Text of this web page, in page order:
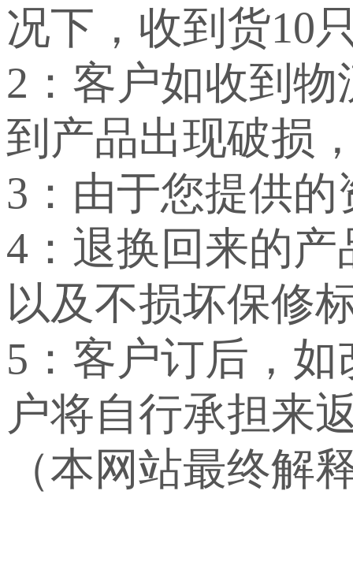
况下，收到货10
2：客户如收到
到产品出现破损
3：由于您提供
4：退换回来的
以及不损坏保修
5：客户订后，
户将自行承担来
（本网站最终解